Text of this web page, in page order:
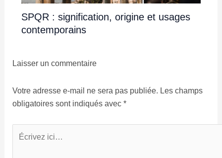
SPQR : signification, origine et usages
contemporains
Laisser un commentaire
Votre adresse e-mail ne sera pas publiée. Les champs
obligatoires sont indiqués avec *